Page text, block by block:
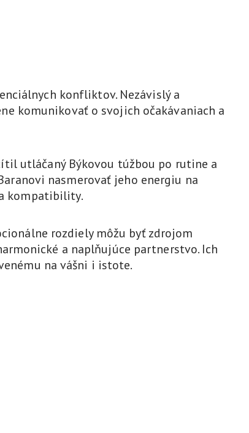
konfliktov. Nezávislý a
komunikovať o svojich očakávaniach a
utláčaný Býkovou túžbou po rutine a
nasmerovať jeho energiu na
kompatibility.
rozdiely môžu byť zdrojom
a naplňujúce partnerstvo. Ich
na vášni i istote.